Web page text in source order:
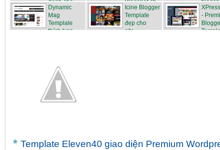
dành cho
Ads...
Blogspot ch...
Dynamic
Mag
Templale
thích hợp
Icine Blogger
Template
đẹp cho
site...
-
Template Eleven40 giao diện Premium